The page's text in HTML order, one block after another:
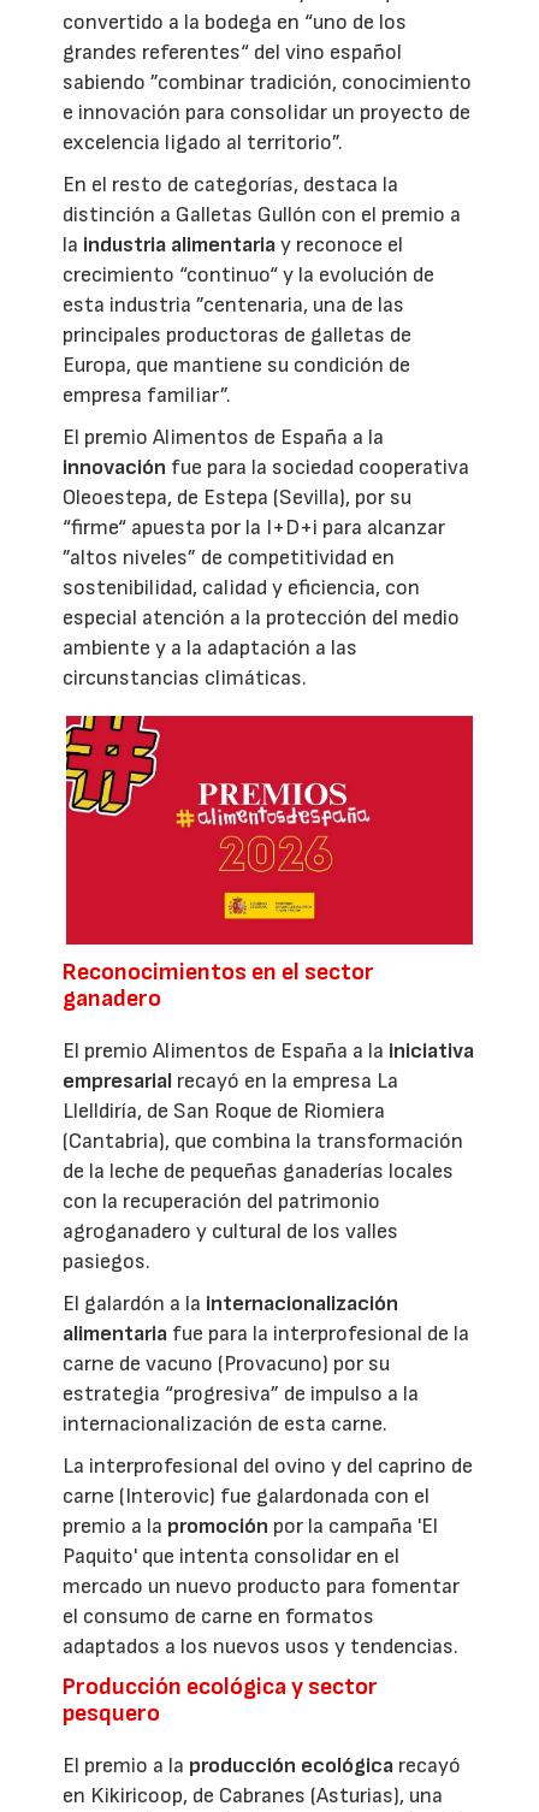
convertido a la bodega en “uno de los
grandes referentes“ del vino español
sabiendo ”combinar tradición, conocimiento
e innovación para consolidar un proyecto de
excelencia ligado al territorio”.
En el resto de categorías, destaca la
distinción a Galletas Gullón con el premio a
la industria alimentariay reconoce el
crecimiento “continuo“ y la evolución de
esta industria ”centenaria, una de las
principales productoras de galletas de
Europa, que mantiene su condición de
empresa familiar”.
El premio Alimentos de España a la
innovación fue para la sociedad cooperativa
Oleoestepa, de Estepa (Sevilla), por su
“firme“ apuesta por la I+D+i para alcanzar
”altos niveles” de competitividad en
sostenibilidad, calidad y eficiencia, con
especial atención a la protección del medio
ambiente y a la adaptación a las
circunstancias climáticas.
Reconocimientos en el sector
ganadero
El premio Alimentos de España a la iniciativa
empresarial recayó en la empresa La
Llelldiría, de San Roque de Riomiera
(Cantabria), que combina la transformación
de la leche de pequeñas ganaderías locales
con la recuperación del patrimonio
agroganadero y cultural de los valles
pasiegos.
El galardón a la internacionalización
alimentaria fue para la interprofesional de la
carne de vacuno (Provacuno) por su
estrategia “progresiva” de impulso a la
internacionalización de esta carne.
La interprofesional del ovino y del caprino de
carne (Interovic) fue galardonada con el
premio a la promoción por la campaña 'El
Paquito' que intenta consolidar en el
mercado un nuevo producto para fomentar
el consumo de carne en formatos
adaptados a los nuevos usos y tendencias.
Producción ecológica y sector
pesquero
El premio a la producción ecológica recayó
en Kikiricoop, de Cabranes (Asturias), una